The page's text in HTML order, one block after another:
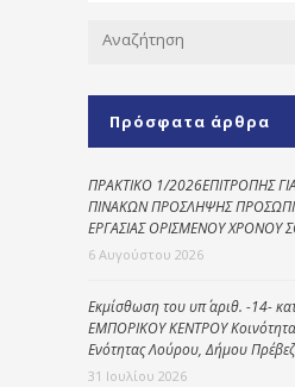
Πρόσφατα άρθρα
ΠΡΑΚΤΙΚΟ 1/2026ΕΠΙΤΡΟΠΗΣ
ΠΙΝΑΚΩΝ ΠΡΟΣΛΗΨΗΣ
ΕΡΓΑΣΙΑΣ ΟΡΙΣΜΕΝΟΥ ΧΡΟΝΟΥ
6 Αυγούστου 2026
Εκμίσθωση του υπ΄ αριθ. -14-
ΕΜΠΟΡΙΚΟΥ ΚΕΝΤΡΟΥ
Ενότητας Λούρου, Δήμου
31 Ιουλίου 2026